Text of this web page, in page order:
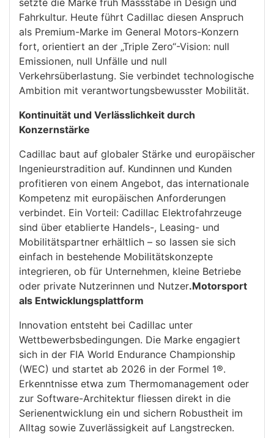
Fahrkultur. Heute führt Cadillac diesen Anspruch
als Premium-Marke im General Motors-Konzern
fort, orientiert an der „Triple Zero“-Vision: null
Emissionen, null Unfälle und null
Verkehrsüberlastung. Sie verbindet technologische
Ambition mit verantwortungsbewusster Mobilität.
Kontinuität und Verlässlichkeit durch
Konzernstärke
Cadillac baut auf globaler Stärke und europäischer
Ingenieurstradition auf. Kundinnen und Kunden
profitieren von einem Angebot, das internationale
Kompetenz mit europäischen Anforderungen
verbindet. Ein Vorteil: Cadillac Elektrofahrzeuge
sind über etablierte Handels-, Leasing- und
Mobilitätspartner erhältlich – so lassen sie sich
einfach in bestehende Mobilitätskonzepte
integrieren, ob für Unternehmen, kleine Betriebe
oder private Nutzerinnen und Nutzer.Motorsport
als Entwicklungsplattform
Innovation entsteht bei Cadillac unter
Wettbewerbsbedingungen. Die Marke engagiert
sich in der FIA World Endurance Championship
(WEC) und startet ab 2026 in der Formel 1®.
Erkenntnisse etwa zum Thermomanagement oder
zur Software-Architektur fliessen direkt in die
Serienentwicklung ein und sichern Robustheit im
Alltag sowie Zuverlässigkeit auf Langstrecken.